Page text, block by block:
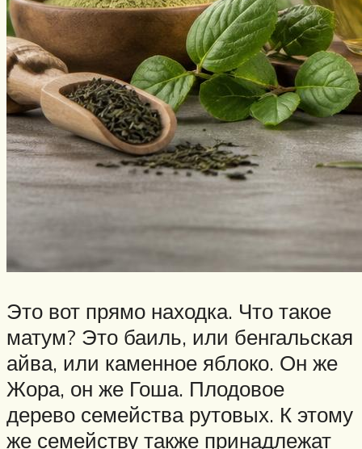
Это вот прямо находка. Что такое
матум? Это баиль, или бенгальская
айва, или каменное яблоко. Он же
Жора, он же Гоша. Плодовое
дерево семейства рутовых. К этому
же семейству также принадлежат